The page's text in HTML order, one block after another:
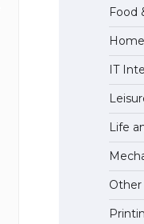
Food
IT
Life
Other